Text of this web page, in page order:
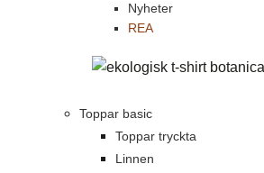
Nyheter
REA
Toppar basic
Toppar tryckta
Linnen